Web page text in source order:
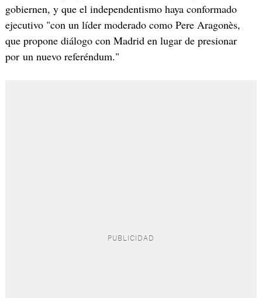
gobiernen, y que el independentismo haya conformado
ejecutivo "con un líder moderado como Pere Aragonès,
que propone diálogo con Madrid en lugar de presionar
por un nuevo referéndum."